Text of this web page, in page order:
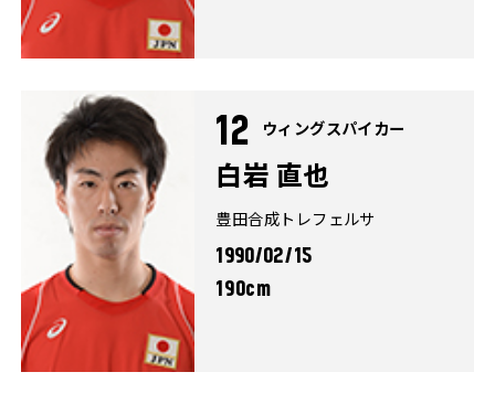
12 ウィングスパイカー
白岩 直也
豊田合成トレフェルサ
1990/02/15
190cm